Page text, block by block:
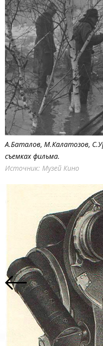
А.Баталов, М.Калатозов,
съемках фильма.
Источник: Музей Кино